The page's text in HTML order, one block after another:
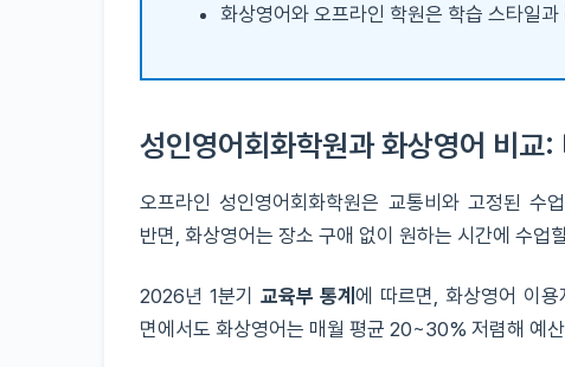
화상영어와 오프라인 학원은 학습 스타일
성인영어회화학원과 화상영어 비교:
오프라인 성인영어회화학원은 교통비와 고정된 수
반면, 화상영어는 장소 구애 없이 원하는 시간에 수업
2026년 1분기 교육부 통계에 따르면, 화상영어 이
면에서도 화상영어는 매월 평균 20~30% 저렴해 예